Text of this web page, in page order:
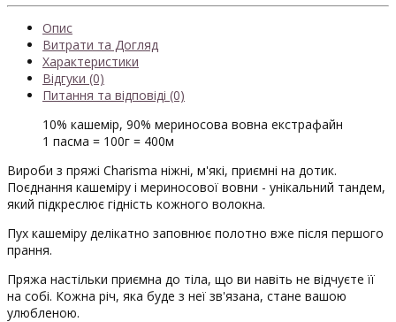
Опис
Витрати та Догляд
Характеристики
Відгуки (0)
Питання та відповіді (0)
10% кашемір, 90% мериносова вовна екстрафайн
1 пасма = 100г = 400м
Вироби з пряжі Charisma ніжні, м'які, приємні на дотик.
Поєднання кашеміру і мериносової вовни - унікальний тандем,
який підкреслює гідність кожного волокна.
Пух кашеміру делікатно заповнює полотно вже після першого
прання.
Пряжа настільки приємна до тіла, що ви навіть не відчуєте її
на собі. Кожна річ, яка буде з неї зв'язана, стане вашою
улюбленою.